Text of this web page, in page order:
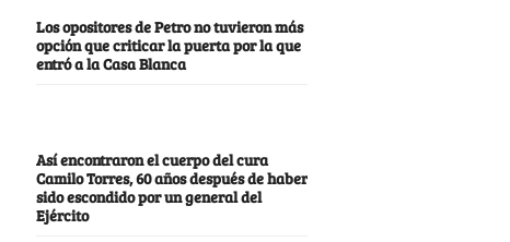
Los opositores de Petro no tuvieron más
opción que criticar la puerta por la que
entró a la Casa Blanca
Así encontraron el cuerpo del cura
Camilo Torres, 60 años después de haber
sido escondido por un general del
Ejército